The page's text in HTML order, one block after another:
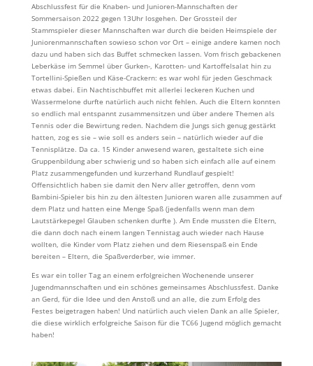
Abschlussfest für die Knaben- und Junioren-Mannschaften der
Sommersaison 2022 gegen 13Uhr losgehen. Der Grossteil der
Stammspieler dieser Mannschaften war durch die beiden Heimspiele der
Juniorenmannschaften sowieso schon vor Ort – einige andere kamen noch
dazu und haben sich das Buffet schmecken lassen. Vom frisch gebackenen
Leberkäse im Semmel über Gurken-, Karotten- und Kartoffelsalat hin zu
Tortellini-Spießen und Käse-Crackern: es war wohl für jeden Geschmack
etwas dabei. Ein Nachtischbuffet mit allerlei leckeren Kuchen und
Wassermelone durfte natürlich auch nicht fehlen. Auch die Eltern konnten
so endlich mal entspannt zusammensitzen und über andere Themen als
Tennis oder die Bewirtung reden. Nachdem die Jungs sich genug gestärkt
hatten, zog es sie – wie soll es anders sein – natürlich wieder auf die
Tennisplätze. Da ca. 15 Kinder anwesend waren, gestaltete sich eine
Gruppenbildung aber schwierig und so haben sich einfach alle auf einem
Platz zusammengefunden und kurzerhand Rundlauf gespielt!
Offensichtlich haben sie damit den Nerv aller getroffen, denn vom
Bambini-Spieler bis hin zu den ältesten Junioren waren alle zusammen auf
dem Platz und hatten eine Menge Spaß (jedenfalls wenn man dem
Lautstärkepegel Glauben schenken durfte ). Am Ende mussten die Eltern,
die dann doch nach einem langen Tennistag auch wieder nach Hause
wollten, die Kinder vom Platz ziehen und dem Riesenspaß ein Ende
bereiten – Eltern, die Spaßverderber, wie immer.
Es war ein toller Tag an einem erfolgreichen Wochenende unserer
Jugendmannschaften und ein schönes gemeinsames Abschlussfest. Danke
an Gerd, für die Idee und den Anstoß und an alle, die zum Erfolg des
Festes beigetragen haben! Und natürlich auch vielen Dank an alle Spieler,
die diese wirklich erfolgreiche Saison für die TC66 Jugend möglich gemacht
haben!